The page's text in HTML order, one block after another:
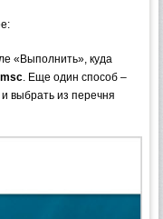
«Выполнить», куда
. Еще один способ –
выбрать из перечня